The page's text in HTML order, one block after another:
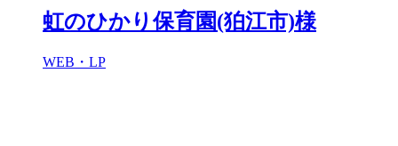
虹のひかり保育園(狛江市)様
WEB・LP